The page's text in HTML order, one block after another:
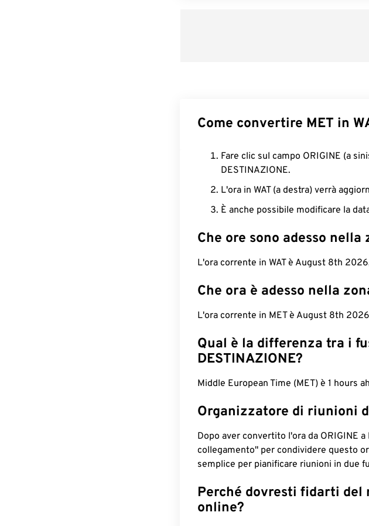
Come convertire MET in
Fare clic sul campo ORIGINE (a
DESTINAZIONE.
L'ora in WAT (a destra) verrà
È anche possibile modificare la
Che ore sono adesso nella
L'ora corrente in WAT è August 8th
Che ora è adesso nella
L'ora corrente in MET è August 8th
Qual è la differenza tra i
DESTINAZIONE?
Middle European Time (MET) è 1 hours
Organizzatore di riunioni
Dopo aver convertito l'ora da ORIGINE
collegamento" per condividere questo
semplice per pianificare riunioni in due
Perché dovresti fidarti
online?